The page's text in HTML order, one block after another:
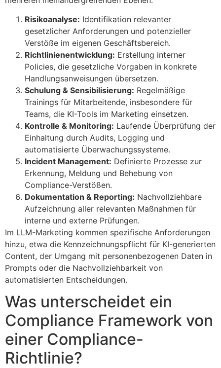
Risikoanalyse: Identifikation relevanter
gesetzlicher Anforderungen und potenzieller
Verstöße im eigenen Geschäftsbereich.
Richtlinienentwicklung: Erstellung interner
Policies, die gesetzliche Vorgaben in konkrete
Handlungsanweisungen übersetzen.
Schulung & Sensibilisierung: Regelmäßige
Trainings für Mitarbeitende, insbesondere für
Teams, die KI-Tools im Marketing einsetzen.
Kontrolle & Monitoring: Laufende Überprüfung der
Einhaltung durch Audits, Logging und
automatisierte Überwachungssysteme.
Incident Management: Definierte Prozesse zur
Erkennung, Meldung und Behebung von
Compliance-Verstößen.
Dokumentation & Reporting: Nachvollziehbare
Aufzeichnung aller relevanten Maßnahmen für
interne und externe Prüfungen.
Im LLM-Marketing kommen spezifische Anforderungen
hinzu, etwa die Kennzeichnungspflicht für KI-generierten
Content, der Umgang mit personenbezogenen Daten in
Prompts oder die Nachvollziehbarkeit von
automatisierten Entscheidungen.
Was unterscheidet ein
Compliance Framework von
einer Compliance-
Richtlinie?